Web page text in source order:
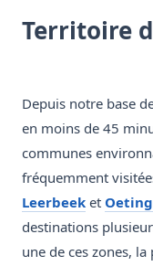
Territoire
Depuis notre base
en moins de 45
communes
fréquemment
Leerbeek et
destinations
une de ces zones,